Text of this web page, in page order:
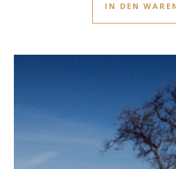
IN DEN